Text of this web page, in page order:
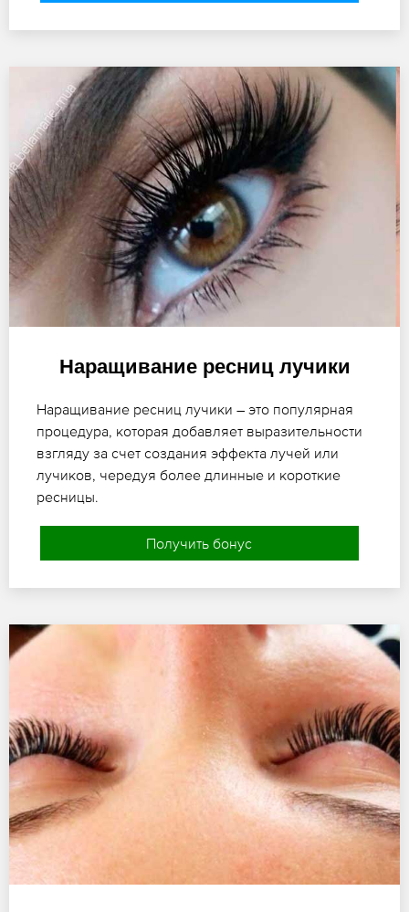
Наращивание ресниц лучики
Наращивание ресниц лучики – это популярная
процедура, которая добавляет выразительности
взгляду за счет создания эффекта лучей или
лучиков, чередуя более длинные и короткие
ресницы.
Получить бонус